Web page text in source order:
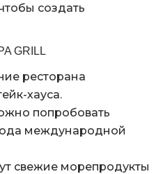
создать
GRILL
ресторана
хауса.
попробовать
международной
свежие морепродукты